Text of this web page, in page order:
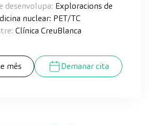
desenvolupa: Exploracions de
nuclear: PET/TC
Clínica CreuBlanca
més Demanar cita